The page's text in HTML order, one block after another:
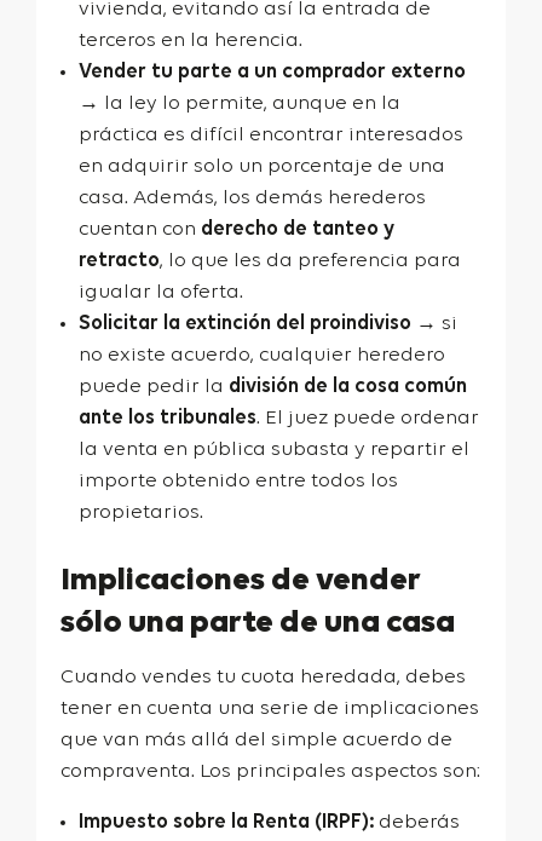
vivienda, evitando así la entrada de
terceros en la herencia.
Vender tu parte a un comprador externo
→ la ley lo permite, aunque en la
práctica es difícil encontrar interesados
en adquirir solo un porcentaje de una
casa. Además, los demás herederos
cuentan con derecho de tanteo y
retracto, lo que les da preferencia para
igualar la oferta.
Solicitar la extinción del proindiviso → si
no existe acuerdo, cualquier heredero
puede pedir la división de la cosa común
ante los tribunales. El juez puede ordenar
la venta en pública subasta y repartir el
importe obtenido entre todos los
propietarios.
Implicaciones de vender
sólo una parte de una casa
Cuando vendes tu cuota heredada, debes
tener en cuenta una serie de implicaciones
que van más allá del simple acuerdo de
compraventa. Los principales aspectos son:
Impuesto sobre la Renta (IRPF): deberás